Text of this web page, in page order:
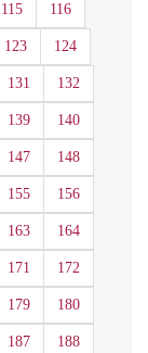
115 116
123 124
131 132
139 140
147 148
155 156
163 164
171 172
179 180
187 188